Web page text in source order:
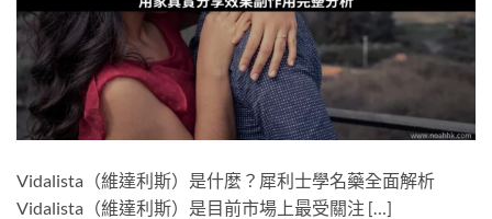
Vidalista（維達利斯）是什麼？犀利士學名藥全面解析
Vidalista（維達利斯）是目前市場上最受關注 […]